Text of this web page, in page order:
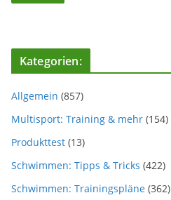
Kategorien:
Allgemein (857)
Multisport: Training & mehr (154)
Produkttest (13)
Schwimmen: Tipps & Tricks (422)
Schwimmen: Trainingspläne (362)